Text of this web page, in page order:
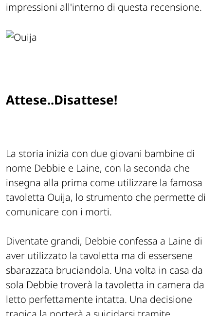
impressioni all'interno di questa recensione.
Attese..Disattese!
La storia inizia con due giovani bambine di
nome Debbie e Laine, con la seconda che
insegna alla prima come utilizzare la famosa
tavoletta Ouija, lo strumento che permette di
comunicare con i morti.
Diventate grandi, Debbie confessa a Laine di
aver utilizzato la tavoletta ma di essersene
sbarazzata bruciandola. Una volta in casa da
sola Debbie troverà la tavoletta in camera da
letto perfettamente intatta. Una decisione